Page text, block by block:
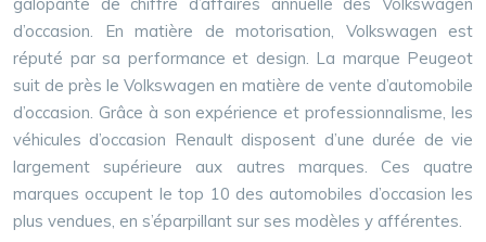
d’occasion. En matière de motorisation, Volkswagen est
réputé par sa performance et design. La marque Peugeot
suit de près le Volkswagen en matière de vente d’automobile
d’occasion. Grâce à son expérience et professionnalisme, les
véhicules d’occasion Renault disposent d’une durée de vie
largement supérieure aux autres marques. Ces quatre
marques occupent le top 10 des automobiles d’occasion les
plus vendues, en s’éparpillant sur ses modèles y afférentes.